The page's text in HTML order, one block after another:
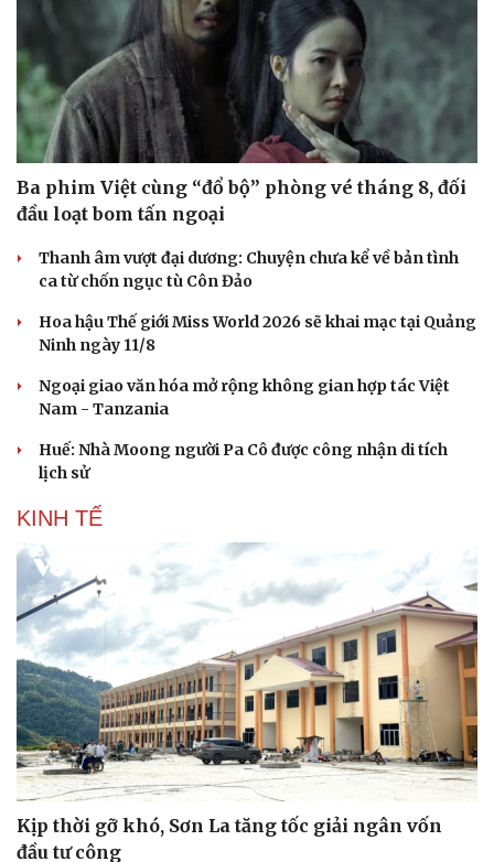
Ba phim Việt cùng “đổ bộ” phòng vé tháng 8, đối
đầu loạt bom tấn ngoại
Thanh âm vượt đại dương: Chuyện chưa kể về bản tình
ca từ chốn ngục tù Côn Đảo
Hoa hậu Thế giới Miss World 2026 sẽ khai mạc tại Quảng
Ninh ngày 11/8
Ngoại giao văn hóa mở rộng không gian hợp tác Việt
Nam - Tanzania
Huế: Nhà Moong người Pa Cô được công nhận di tích
lịch sử
KINH TẾ
Kịp thời gỡ khó, Sơn La tăng tốc giải ngân vốn
đầu tư công